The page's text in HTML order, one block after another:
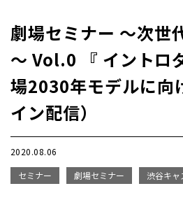
劇場セミナー ～次世
～ Vol.0 『 イント
場2030年モデルに向
イン配信）
2020.08.06
セミナー
劇場セミナー 渋谷キャ